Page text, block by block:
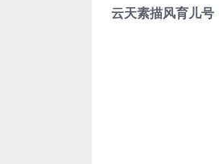
云天素描风育儿号